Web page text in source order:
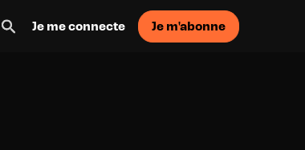
Je me connecte Je m'abonne